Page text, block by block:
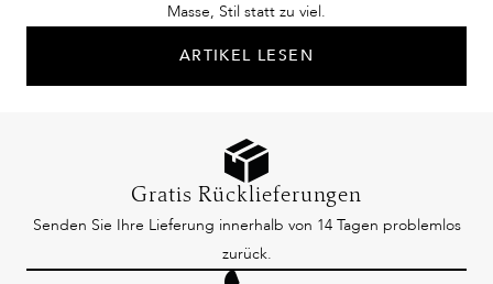
Masse, Stil statt zu viel.
ARTIKEL LESEN
Gratis Rücklieferungen
Senden Sie Ihre Lieferung innerhalb von 14 Tagen problemlos
zurück.